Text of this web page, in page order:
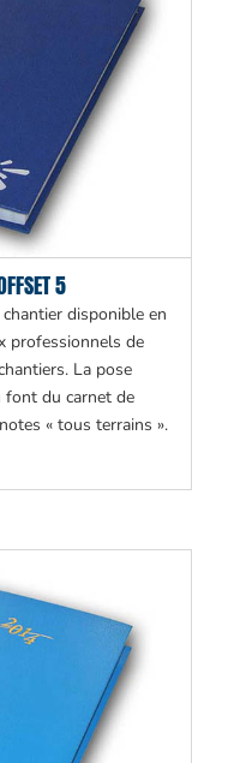
5
disponible en
professionnels de
La pose
font du carnet de
« tous terrains ».